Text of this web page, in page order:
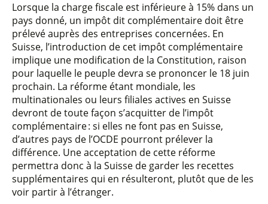
Lorsque la charge fiscale est inférieure à 15% dans un
pays donné, un impôt dit complémentaire doit être
prélevé auprès des entreprises concernées. En
Suisse, l’introduction de cet impôt complémentaire
implique une modification de la Constitution, raison
pour laquelle le peuple devra se prononcer le 18 juin
prochain. La réforme étant mondiale, les
multinationales ou leurs filiales actives en Suisse
devront de toute façon s’acquitter de l’impôt
complémentaire : si elles ne font pas en Suisse,
d’autres pays de l’OCDE pourront prélever la
différence. Une acceptation de cette réforme
permettra donc à la Suisse de garder les recettes
supplémentaires qui en résulteront, plutôt que de les
voir partir à l’étranger.